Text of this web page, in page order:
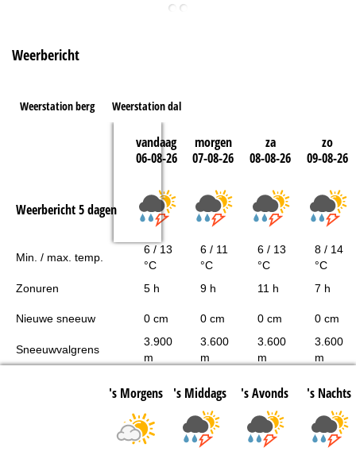
Weerbericht
Weerstation berg Weerstation dal
vandaag
06-08-26
morgen
07-08-26
za
08-08-26
zo
09-08-26
Weerbericht 5 dagen
Min. / max. temp.
6 / 13
°C
6 / 11
°C
6 / 13
°C
8 / 14
°C
Zonuren
5 h 9 h 11 h 7 h
Nieuwe sneeuw 0 cm 0 cm 0 cm 0 cm
Sneeuwvalgrens
3.900
m
3.600
m
3.600
m
3.600
m
's Morgens 's Middags 's Avonds 's Nachts